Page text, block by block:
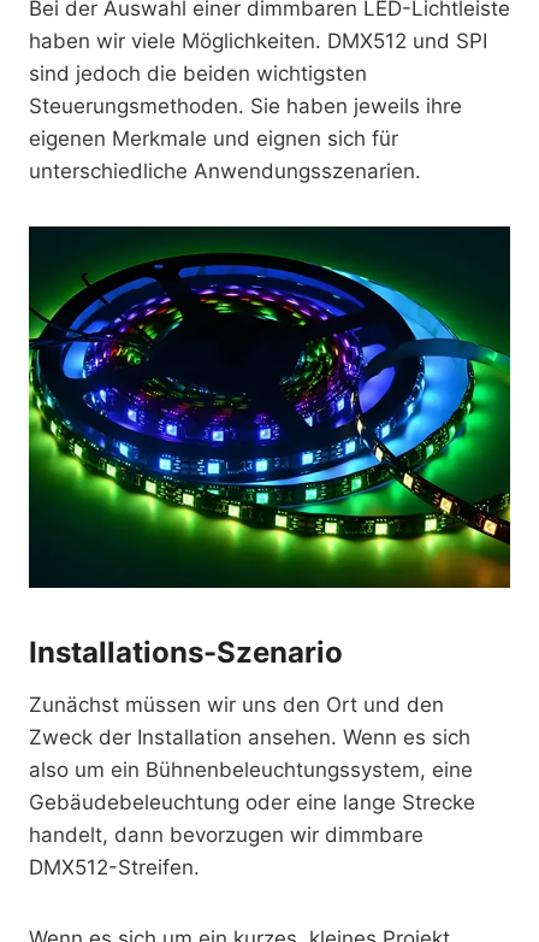
Bei der Auswahl einer dimmbaren LED-Lichtleiste
haben wir viele Möglichkeiten. DMX512 und SPI
sind jedoch die beiden wichtigsten
Steuerungsmethoden. Sie haben jeweils ihre
eigenen Merkmale und eignen sich für
unterschiedliche Anwendungsszenarien.
Installations-Szenario
Zunächst müssen wir uns den Ort und den
Zweck der Installation ansehen. Wenn es sich
also um ein Bühnenbeleuchtungssystem, eine
Gebäudebeleuchtung oder eine lange Strecke
handelt, dann bevorzugen wir dimmbare
DMX512-Streifen.